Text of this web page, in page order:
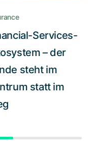
Services-
– der
steht im
statt im